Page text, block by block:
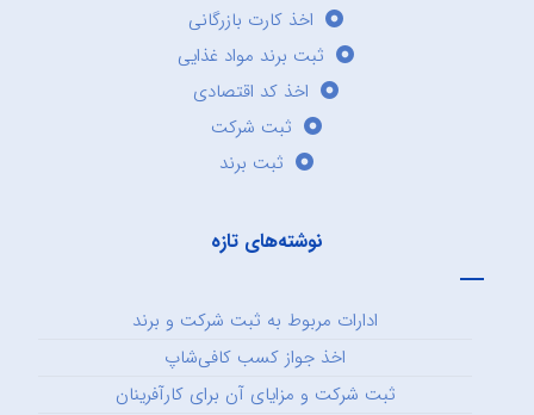
اخذ کارت بازرگانی
ثبت برند مواد غذایی
اخذ کد اقتصادی
ثبت شرکت
ثبت برند
نوشته‌های تازه
ادارات مربوط به ثبت شرکت و برند
اخذ جواز کسب کافی‌شاپ
ثبت شرکت و مزایای آن برای کارآفرینان